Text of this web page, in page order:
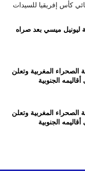
كأس إفريقيا للسيدات
ليونيل ميسي بعد صراه
الصحراء المغربية وتعلن
الجنوبية
الصحراء المغربية وتعلن
الجنوبية